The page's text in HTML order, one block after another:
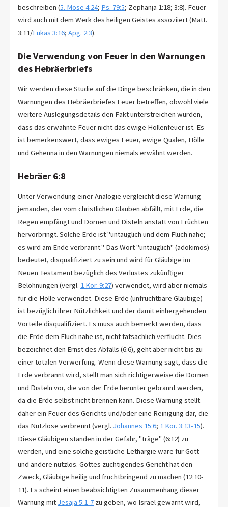
beschreiben (5. Mose 4:24; Ps. 79:5; Zephanja 1:18; 3:8). Feuer
wird auch mit dem Werk des heiligen Geistes assoziiert (Matt.
3:11/Lukas 3:16; Apg. 2:3).
Die Verwendung von Feuer in den Warnungen
des Hebräerbriefs
Wir werden diese Studie auf die Dinge beschränken, die in den
Warnungen des Hebräerbriefes Feuer betreffen, obwohl viele
weitere Auslegungsdetails den Fakt unterstreichen würden,
dass das erwähnte Feuer nicht das ewige Höllenfeuer ist. Es
ist bemerkenswert, dass ewiges Feuer, ewige Qualen, Hölle
und Gehenna in den Warnungen niemals erwähnt werden.
Hebräer 6:8
Unter Verwendung einer Analogie vergleicht diese Warnung
jemanden, der vom christlichen Glauben abfällt, mit Erde, die
Regen empfängt und Dornen und Disteln anstatt von Früchten
hervorbringt. Solche Erde ist "untauglich und dem Fluch nahe;
es wird am Ende verbrannt." Das Wort "untauglich" (adokimos)
bedeutet, disqualifiziert zu sein und wird für Gläubige im
Neuen Testament bezüglich des Verlustes zukünftiger
Belohnungen (vergl. 1 Kor. 9:27) verwendet, wird aber niemals
für die Hölle verwendet. Diese Erde (unfruchtbare Gläubige)
ist bezüglich ihrer Nützlichkeit und der damit einhergehenden
Vorteile disqualifiziert. Es muss auch bemerkt werden, dass
die Erde dem Fluch nahe ist, nicht tatsächlich verflucht. Dies
bezeichnet den Ernst des Abfalls (6:6), geht aber nicht bis zu
einer totalen Verwerfung. Wenn diese Warnung sagt, dass die
Erde verbrannt wird, stellt man sich richtigerweise die Dornen
und Disteln vor, die von der Erde herunter gebrannt werden,
da die Erde selbst nicht brennen kann. Diese Warnung stellt
daher ein Feuer des Gerichts und/oder eine Reinigung dar, die
das Nutzlose verbrennt (vergl. Johannes 15:6; 1 Kor. 3:13-15).
Diese Gläubigen standen in der Gefahr, "träge" (6:12) zu
werden, und eine solche geistliche Lethargie wäre für Gott
und andere nutzlos. Gottes züchtigendes Gericht hat den
Zweck, Gläubige heilig und fruchtbringend zu machen (12:10-
11). Es scheint einen beabsichtigten Zusammenhang dieser
Warnung mit Jesaja 5:1-7 zu geben, wo Israel gewarnt wird,